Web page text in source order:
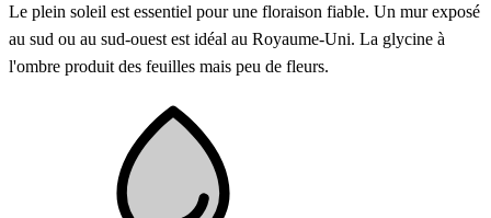
Le plein soleil est essentiel pour une floraison fiable. Un mur exposé
au sud ou au sud-ouest est idéal au Royaume-Uni. La glycine à
l'ombre produit des feuilles mais peu de fleurs.